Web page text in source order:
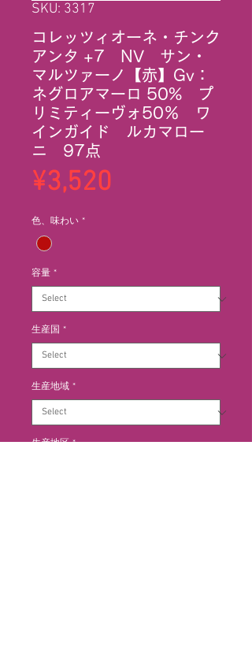
SKU: 3317
コレッツィオーネ・チンク
アンタ +7 NV サン・
マルツァーノ【赤】Gv：
ネグロアマーロ 50% プ
リミティーヴォ50％ ワ
インガイド ルカマロー
ニ 97点
¥3,520
色、味わい *
容量 *
生産国 *
生産地域 *
生産地区 *